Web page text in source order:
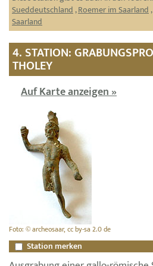
Sueddeutschland ,Roemer im Saarland ,
Saarland
4. STATION:
THOLEY
Auf Karte anzeigen »
Foto: © archeosaar, cc by-sa 2.0 de
Station merken